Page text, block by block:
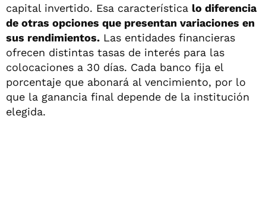
capital invertido. Esa característica lo diferencia
de otras opciones que presentan variaciones en
sus rendimientos. Las entidades financieras
ofrecen distintas tasas de interés para las
colocaciones a 30 días. Cada banco fija el
porcentaje que abonará al vencimiento, por lo
que la ganancia final depende de la institución
elegida.